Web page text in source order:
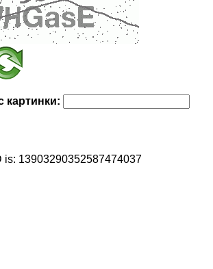
картинки:
is: 13903290352587474037